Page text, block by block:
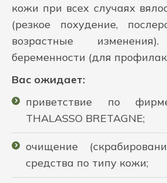
кожи при всех случаях
(резкое похудение,
возрастные
беременности (для
Вас ожидает:
приветствие по
THALASSO BRETAGNE;
очищение
средства по типу кожи;